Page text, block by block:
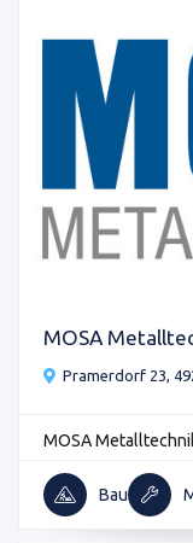
MOSA
Pramerdorf 23,
MOSA
Bau